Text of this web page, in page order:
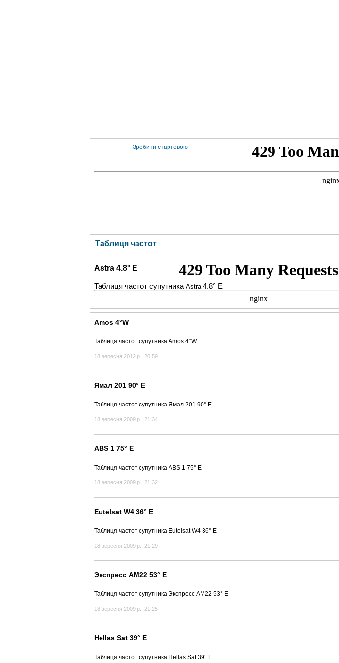
Зробити стартовою
Таблиця частот
Astra 4.8° Е
Таблиця частот супутника Astra 4.8° Е
Amos 4°W
Таблиця частот супутника Amos 4°W
18 вересня 2012 р., 20:59
Ямал 201 90° E
Таблиця частот супутника Ямал 201 90° E
18 вересня 2009 р., 21:34
ABS 1 75° E
Таблиця частот супутника ABS 1 75° E
18 вересня 2009 р., 21:32
Eutelsat W4 36° E
Таблиця частот супутника Eutelsat W4 36° E
18 вересня 2009 р., 21:29
Экспресс АМ22 53° E
Таблиця частот супутника Экспресс АМ22 53° E
18 вересня 2009 р., 21:25
Hellas Sat 39° E
Таблиця частот супутника Hellas Sat 39° E